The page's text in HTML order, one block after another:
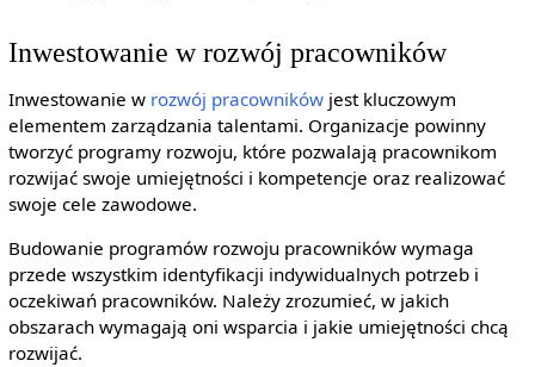
Inwestowanie w rozwój pracowników
Inwestowanie w rozwój pracownikówjest kluczowym
elementem zarządzania talentami. Organizacje powinny
tworzyć programy rozwoju, które pozwalają pracownikom
rozwijać swoje umiejętności i kompetencje oraz realizować
swoje cele zawodowe.
Budowanie programów rozwoju pracowników wymaga
przede wszystkim identyfikacji indywidualnych potrzeb i
oczekiwań pracowników. Należy zrozumieć, w jakich
obszarach wymagają oni wsparcia i jakie umiejętności chcą
rozwijać.